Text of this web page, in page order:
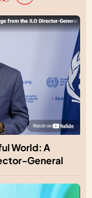
World: A
General